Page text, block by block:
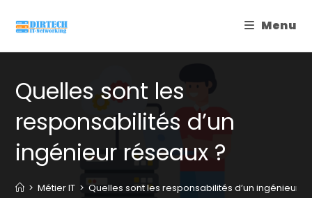
Menu
Quelles sont les
responsabilités d’un
ingénieur réseaux ?
> Métier IT > Quelles sont les responsabilités d’un ingénieur